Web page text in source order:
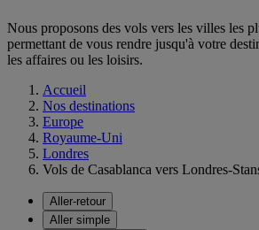
Nous proposons des vols vers les villes les
permettant de vous rendre jusqu'à votre
les affaires ou les loisirs.
Accueil
Nos destinations
Europe
Royaume-Uni
Londres
Vols de Casablanca vers Londres-
Aller-retour
Aller simple